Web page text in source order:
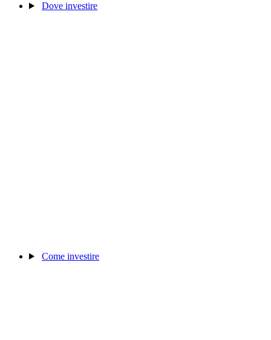
Dove investire
Come investire